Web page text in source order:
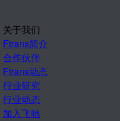
关于我们
Ftrans简介
合作伙伴
Ftrans动态
行业研究
行业动态
加入飞驰